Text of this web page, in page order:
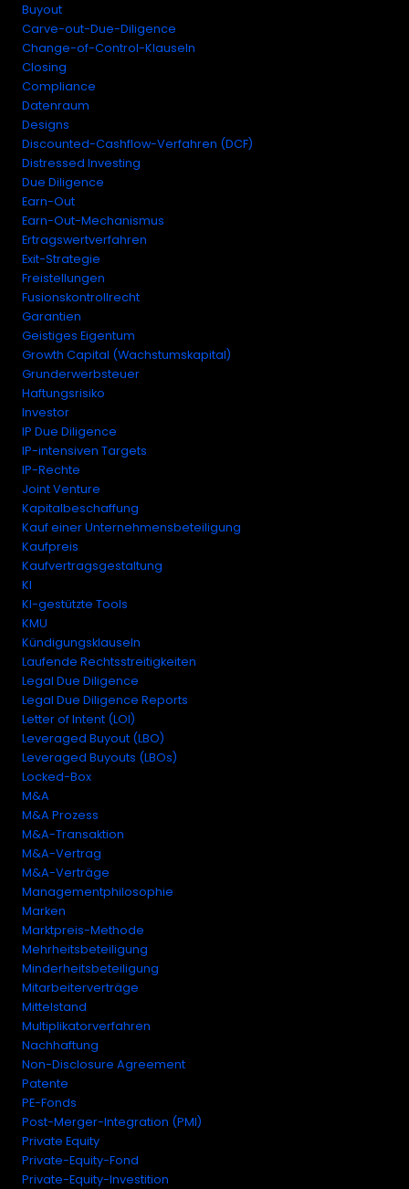
Buyout
Carve-out-Due-Diligence
Change-of-Control-Klauseln
Closing
Compliance
Datenraum
Designs
Discounted-Cashflow-Verfahren (DCF)
Distressed Investing
Due Diligence
Earn-Out
Earn-Out-Mechanismus
Ertragswertverfahren
Exit-Strategie
Freistellungen
Fusionskontrollrecht
Garantien
Geistiges Eigentum
Growth Capital (Wachstumskapital)
Grunderwerbsteuer
Haftungsrisiko
Investor
IP Due Diligence
IP-intensiven Targets
IP-Rechte
Joint Venture
Kapitalbeschaffung
Kauf einer Unternehmensbeteiligung
Kaufpreis
Kaufvertragsgestaltung
KI
KI-gestützte Tools
KMU
Kündigungsklauseln
Laufende Rechtsstreitigkeiten
Legal Due Diligence
Legal Due Diligence Reports
Letter of Intent (LOI)
Leveraged Buyout (LBO)
Leveraged Buyouts (LBOs)
Locked-Box
M&A
M&A Prozess
M&A-Transaktion
M&A-Vertrag
M&A-Verträge
Managementphilosophie
Marken
Marktpreis-Methode
Mehrheitsbeteiligung
Minderheitsbeteiligung
Mitarbeiterverträge
Mittelstand
Multiplikatorverfahren
Nachhaftung
Non-Disclosure Agreement
Patente
PE-Fonds
Post-Merger-Integration (PMI)
Private Equity
Private-Equity-Fond
Private-Equity-Investition